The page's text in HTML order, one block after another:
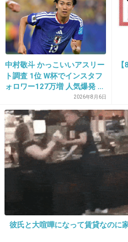
「MAX70%引き」
70%引き商品、実際はほぼ
+238
値段につられて買った服
しとなる。
夏のバーゲンに行くと何
中村敬斗 かっこいいアスリー
ト調査 1位 W杯でインスタフ
ォロワー127万増 人気爆発 …
2位 高橋藍 3位 大谷翔平2026年8月6日
彼氏と大喧嘩になって賃貸なのに